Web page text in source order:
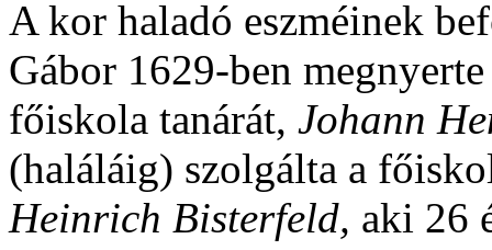
A kor haladó eszméinek
Gábor 1629-ben
főiskola tanárát, Johann
(haláláig) szolgálta a
Heinrich Bisterfeld, aki 26